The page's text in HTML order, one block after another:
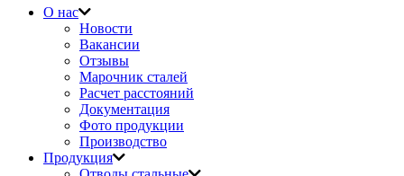
О нас
Новости
Вакансии
Отзывы
Марочник сталей
Расчет расстояний
Документация
Фото продукции
Производство
Продукция